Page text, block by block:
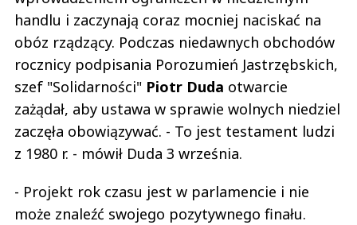
handlu i zaczynają coraz mocniej naciskać na
obóz rządzący. Podczas niedawnych obchodów
rocznicy podpisania Porozumień Jastrzębskich,
szef "Solidarności" Piotr Duda otwarcie
zażądał, aby ustawa w sprawie wolnych niedziel
zaczęła obowiązywać. - To jest testament ludzi
z 1980 r. - mówił Duda 3 września.
- Projekt rok czasu jest w parlamencie i nie
może znaleźć swojego pozytywnego finału.